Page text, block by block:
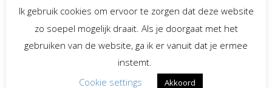
Spreekster bij uitvaarten
Begeleiding bij
Ik gebruik cookies om ervoor te zorgen dat deze website
zo soepel mogelijk draait. Als je doorgaat met het
gebruiken van de website, ga ik er vanuit dat je ermee
instemt.
Cookie settings
Akkoord